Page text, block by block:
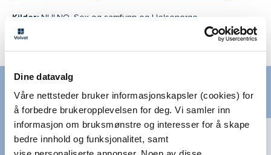
Kilder: NHI.NO Sex og samfunn og Helsenorge
Hva koster en konsultasjon?
Se alle
priser